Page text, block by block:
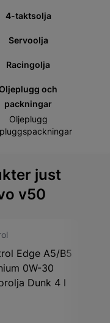
4-taktsolja
Servoolja
Racingolja
och
packningar
Oljeplugg
just
v50
Edge A5/B5
0W-30
Dunk 4 l